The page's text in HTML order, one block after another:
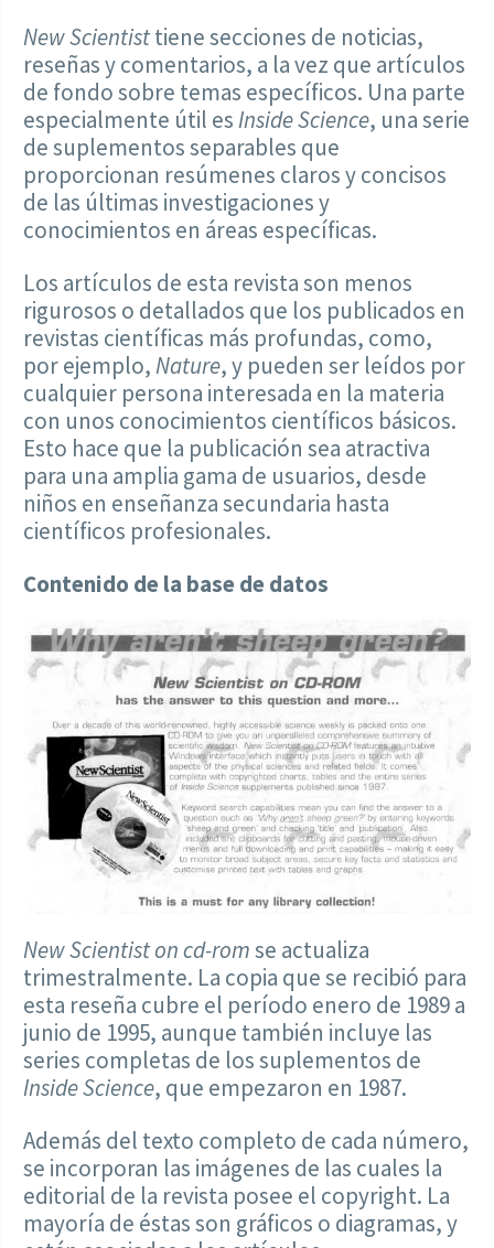
New Scientisttiene secciones de noticias,
reseñas y comentarios, a la vez que artículos
de fondo sobre temas específicos. Una parte
especialmente útil esInside Science, una serie
de suplementos separables que
proporcionan resúmenes claros y concisos
de las últimas investigaciones y
conocimientos en áreas específicas.
Los artículos de esta revista son menos
rigurosos o detallados que los publicados en
revistas científicas más profundas, como,
por ejemplo,Nature, y pueden ser leídos por
cualquier persona interesada en la materia
con unos conocimientos científicos básicos.
Esto hace que la publicación sea atractiva
para una amplia gama de usuarios, desde
niños en enseñanza secundaria hasta
científicos profesionales.
Contenido de la base de datos
New Scientist on cd-romse actualiza
trimestralmente. La copia que se recibió para
esta reseña cubre el período enero de 1989 a
junio de 1995, aunque también incluye las
series completas de los suplementos de
Inside Science, que empezaron en 1987.
Además del texto completo de cada número,
se incorporan las imágenes de las cuales la
editorial de la revista posee el copyright. La
mayoría de éstas son gráficos o diagramas, y